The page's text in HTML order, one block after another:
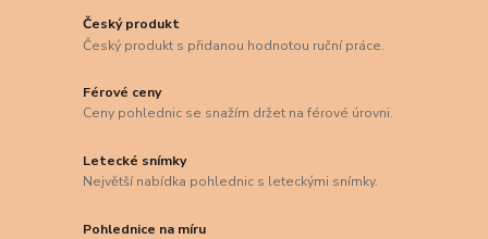
Český produkt
Český produkt s přidanou hodnotou ruční práce.
Férové ceny
Ceny pohlednic se snažím držet na férové úrovni.
Letecké snímky
Největší nabídka pohlednic s leteckými snímky.
Pohlednice na míru